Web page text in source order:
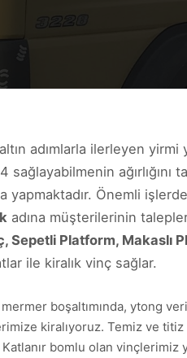
adımlarla ilerleyen yirmi
ağırlığını
yapmaktadır. Önemli
adına müşterilerinin
Sepetli Platform, Makaslı
ile kiralık vinç sağlar.
boşaltımında, ytong
kiralıyoruz. Temiz ve
bomlu olan vinçlerimiz